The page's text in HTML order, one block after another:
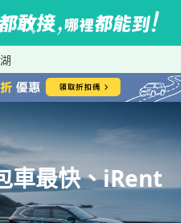
車最快、iRent